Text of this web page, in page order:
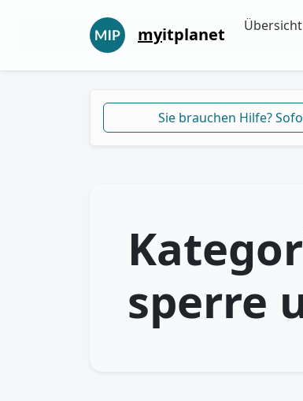
myitplanet Übersicht
Sie brauchen Hilfe?
sperre